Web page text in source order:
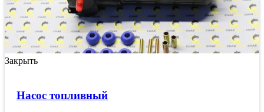
Закрыть
Насос топливный